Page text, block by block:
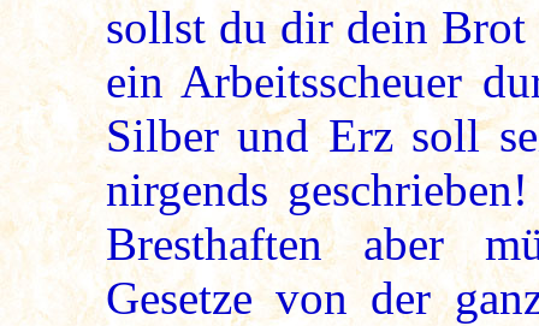
sollst du dir dein
ein Arbeitsscheuer
Silber und Erz soll
nirgends
Bresthaften aber
Gesetze von der